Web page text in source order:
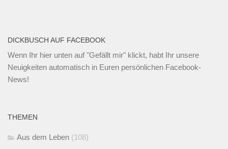
DICKBUSCH AUF FACEBOOK
Wenn Ihr hier unten auf "Gefällt mir" klickt, habt Ihr unsere
Neuigkeiten automatisch in Euren persönlichen Facebook-
News!
THEMEN
Aus dem Leben (108)